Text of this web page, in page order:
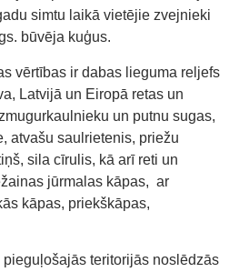
simtu laikā vietējie zvejnieki
būvēja kuģus.
vērtības ir dabas lieguma reljefs
Latvijā un Eiropā retas un
un putnu sugas,
atvašu saulrietenis, priežu
sila cīrulis, kā arī reti un
jūrmalas kāpas, ar
kāpas, priekškāpas,
teritorijās noslēdzās